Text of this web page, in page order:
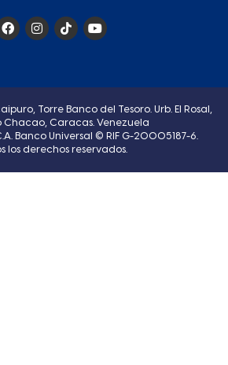
Torre Banco del Tesoro. Urb. El Rosal,
Chacao, Caracas. Venezuela
Banco Universal © RIF G-20005187-6.
los derechos reservados.